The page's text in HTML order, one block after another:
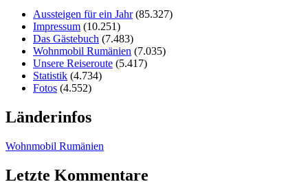
Aussteigen für ein Jahr (85.327)
Impressum (10.251)
Das Gästebuch (7.483)
Wohnmobil Rumänien (7.035)
Unsere Reiseroute (5.417)
Statistik (4.734)
Fotos (4.552)
Länderinfos
Wohnmobil Rumänien
Letzte Kommentare